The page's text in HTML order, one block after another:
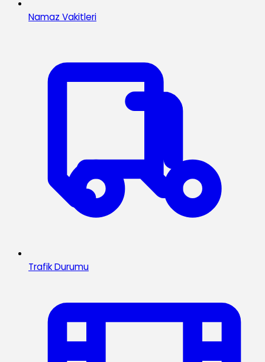
Namaz Vakitleri
Trafik Durumu